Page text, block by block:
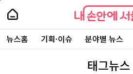
본
로
가
내
손
안
에
서
울
내
손
에
울
주
요
서
뉴스홈 기획·이슈 분야별 뉴스
태그뉴스
페
상
단
로